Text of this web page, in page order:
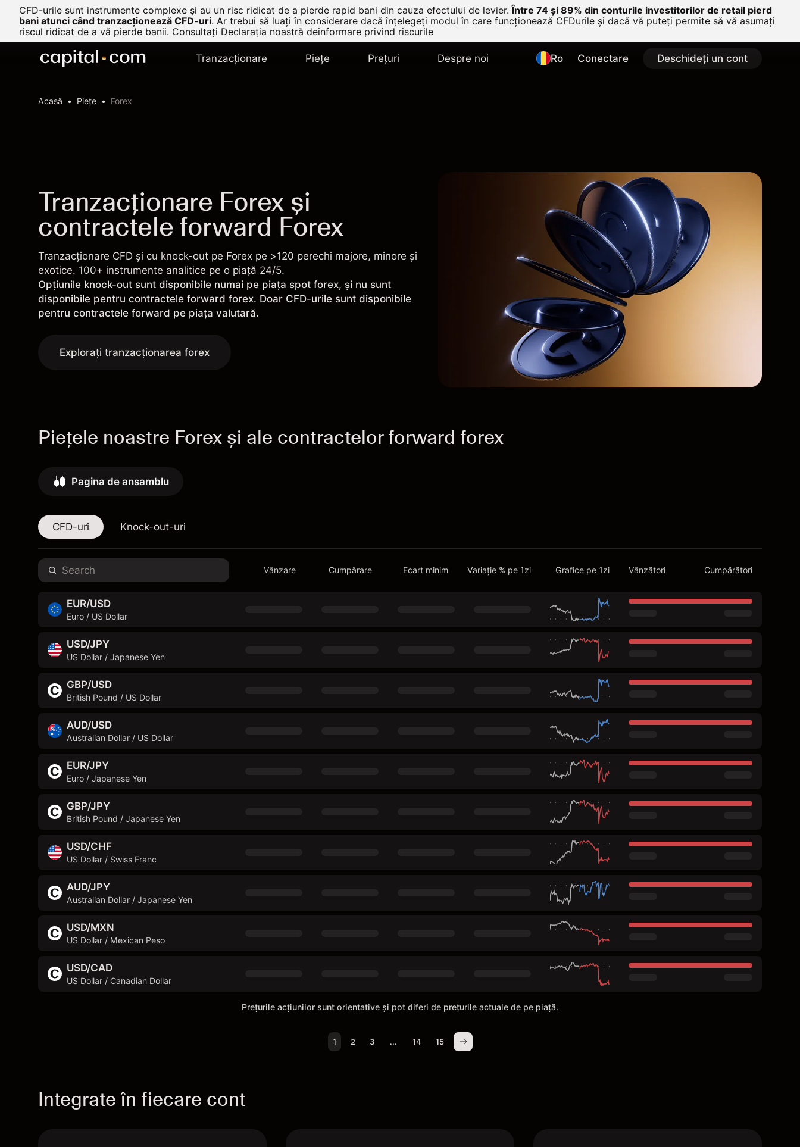
CFD-urile sunt instrumente complexe și au un risc ridicat de a pierde rapid bani din cauza efectului de levier. Între 74 și 89% din conturile investitorilor de retail pierd
bani atunci când tranzacționează CFD-uri. Ar trebui să luați în considerare dacă înțelegeți modul în care funcționează CFDurile și dacă vă puteți permite să vă asumați
riscul ridicat de a vă pierde banii. Consultați Declarația noastră deinformare privind riscurile
Tranzacționare Pieţe Prețuri Despre noi Ro Conectare Deschideți un cont
Acasă Pieţe Forex
Tranzacționare Forex și
contractele forward Forex
Tranzacționare CFD și cu knock-out pe Forex pe >120 perechi majore, minore și
exotice. 100+ instrumente analitice pe o piață 24/5.
Opțiunile knock-out sunt disponibile numai pe piața spot forex, și nu sunt
disponibile pentru contractele forward forex. Doar CFD-urile sunt disponibile
pentru contractele forward pe piața valutară.
Explorați tranzacționarea forex
Piețele noastre Forex și ale contractelor forward forex
Pagina de ansamblu
CFD-uri Knock-out-uri
Vânzare Cumpărare Ecart minim Variație % pe 1zi Grafice pe 1zi Vânzători Cumpărători
EUR/USD
Euro / US Dollar
USD/JPY
US Dollar / Japanese Yen
GBP/USD
British Pound / US Dollar
AUD/USD
Australian Dollar / US Dollar
EUR/JPY
Euro / Japanese Yen
GBP/JPY
British Pound / Japanese Yen
USD/CHF
US Dollar / Swiss Franc
AUD/JPY
Australian Dollar / Japanese Yen
USD/MXN
US Dollar / Mexican Peso
USD/CAD
US Dollar / Canadian Dollar
Prețurile acțiunilor sunt orientative și pot diferi de prețurile actuale de pe piață.
1 2 3 ... 14 15
Integrate în fiecare cont